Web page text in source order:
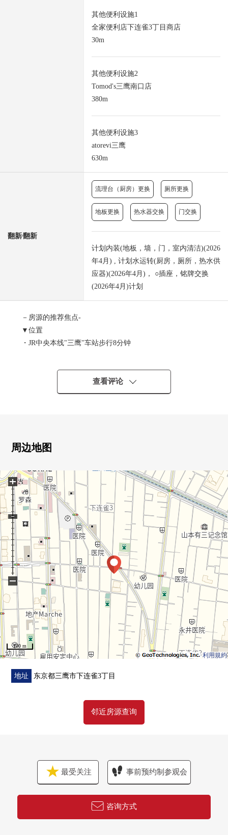
其他便利设施1
全家便利店下连雀3丁目商店
30m
其他便利设施2
Tomod's三鹰南口店
380m
其他便利设施3
atorevi三鹰
630m
翻新⁄翻新
流理台（厨房）更换 厕所更换
地板更换 热水器交换 门交换
计划内装(地板，墙，门，室内清洁)(2026
年4月) , 计划水运转(厨房，厕所，热水供
应器)(2026年4月)， ○插座，铭牌交换
(2026年4月)计划
－房源的推荐焦点-
▼位置
・JR中央本线"三鹰"车站步行8分钟
・钢筋混凝土构造6阶建3楼部分
▼房间的特徴
・阳光在15张榻榻米南西的宽敞的LDK良好
▼设备
・同时地便于烹调的3份炉子
・各西式房间有壁橱
▼翻新内容(2026年4月实施)
・煤气灶交换
・温水冲洗班次座次厕所更换
・热水器交换
・防水洗衣机底座
・地板，Cross一部分张替
・各种门，插座，铭牌交换
▼周边环境
・东急商店三鹰店铺店约430m(步行6分钟)
・全家便利店下连雀3丁目商店约30m(步行1分钟)
查看评论
周边地图
利用規約
100 m
+
−
地址 东京都三鹰市下连雀3丁目
邻近房源查询
最受关注 事前预约制参观会
咨询方式